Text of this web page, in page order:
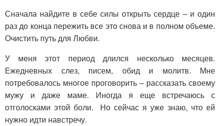
Сначала найдите в себе силы открыть сердце – и один
раз до конца пережить все это снова и в полном объеме.
Очистить путь для Любви.
У меня этот период длился несколько месяцев.
Ежедневных слез, писем, обид и молитв. Мне
потребовалось многое проговорить – рассказать своему
мужу и даже маме. Иногда я еще встречаюсь с
отголосками этой боли. Но сейчас я уже знаю, что ей
нужно идти навстречу.